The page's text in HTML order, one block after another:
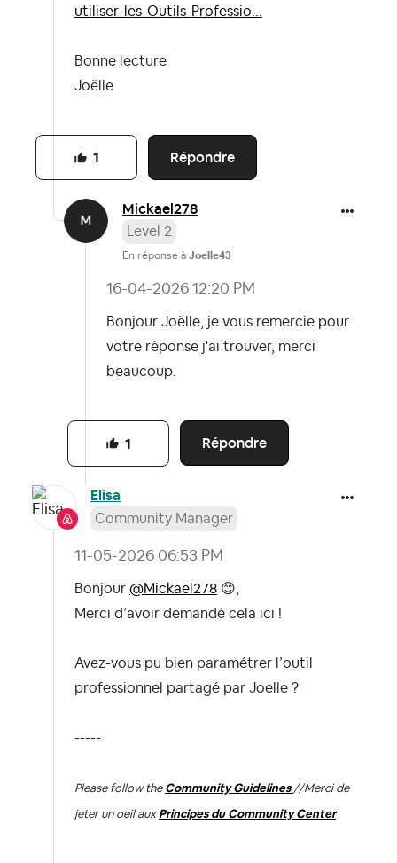
utiliser-les-Outils-Professio...
Bonne lecture
Joëlle
Répondre
1
Mickael278
Level 2
En réponse à Joelle43
‎16-04-2026 12:20 PM
Bonjour Joëlle, je vous remercie pour
votre réponse j'ai trouver, merci
beaucoup.
Répondre
1
Elisa
Community Manager
‎11-05-2026 06:53 PM
Bonjour @Mickael278 😊
Merci d’avoir demandé cela ici !
Avez-vous pu bien paramétrer l’outil
professionnel partagé par Joelle ?
-----
Please follow the Community Guidelines //Merci de
jeter un oeil aux Principes du Community Center